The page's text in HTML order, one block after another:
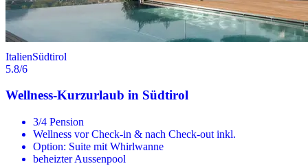
ItalienSüdtirol
5.8/6
Wellness-Kurzurlaub in Südtirol
3/4 Pension
Wellness vor Check-in & nach Check-out inkl.
Option: Suite mit Whirlwanne
beheizter Aussenpool